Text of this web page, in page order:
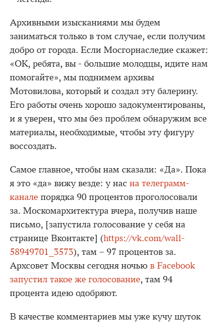
Архивными изысканиями мы будем
заниматься только в том случае, если получим
добро от города. Если Мосгорнаследие скажет:
«ОК, ребята, вы - большие молодцы, идите нам
помогайте», мы поднимем архивы
Мотовилова, который и создал эту балерину.
Его работы очень хорошо задокументированы,
и я уверен, что мы без проблем обнаружим все
материалы, необходимые, чтобы эту фигуру
воссоздать.
Самое главное, чтобы нам сказали: «Да». Пока
я это «да» вижу везде: у нас на телеграмм-
канале порядка 90 процентов проголосовали
за. Москомархитектура вчера, получив наше
письмо, [запустила голосование у себя на
странице Вконтакте] (https://vk.com/wall-
58949701_3573), там – 97 процентов за.
Архсовет Москвы сегодня ночью в Facebook
запустил такое же голосование, там 94
процента идею одобряют.
В качестве комментариев мы уже кучу шуток